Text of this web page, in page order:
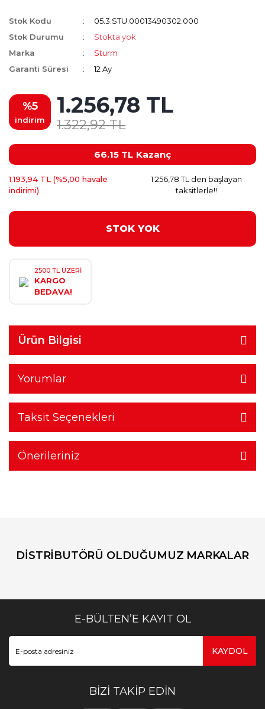
Stok Kodu
05.3.STU.00013490302.000
Stok Durumu
Stokta yok
Marka
Sturm
Garanti Süresi
12 Ay
%5
indirim
1.256,78 TL
1.322,92 TL
66.15 TL Kazanç
1.193,94 TL (%5,00 havale
indirimi)
1.256,78 TL den başlayan
taksitlerle!!
STOK YOK
2500 TL ÜZERİ
KARGO
BEDAVA!
Ürün Bilgisi
Yorumlar
Taksit Seçenekleri
Önerileriniz
DİSTRİBUTÖRÜ OLDUĞUMUZ MARKALAR
E-BÜLTEN’E KAYIT OL
KAYDOL
BİZİ TAKİP EDİN